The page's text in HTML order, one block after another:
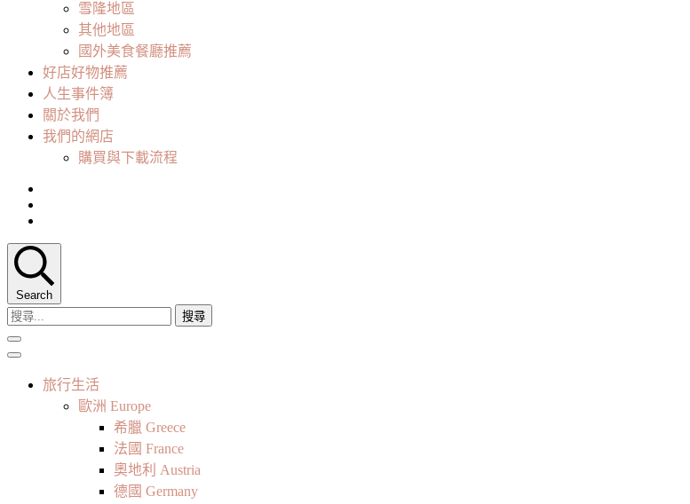
雪隆地區
其他地區
國外美食餐廳推薦
好店好物推薦
人生事件簿
關於我們
我們的網店
購買與下載流程
Search
搜
尋
關
旅行生活
歐洲 Europe
希臘 Greece
法國 France
奧地利 Austria
德國 Germany